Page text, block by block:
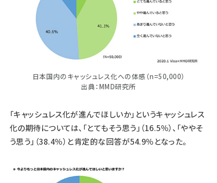
日本国内のキャッシュレス化への体感（n=50,000）
出典：MMD研究所
「キャッシュレス化が進んでほしいか」というキャッシュレス
化の期待については、「とてもそう思う」（16.5％）、「ややそ
う思う」（38.4％）と肯定的な回答が54.9％となった。